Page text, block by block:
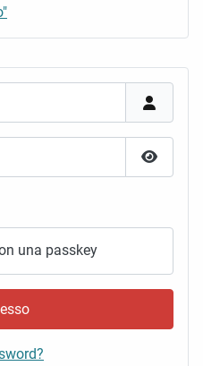
Mostra
una passkey